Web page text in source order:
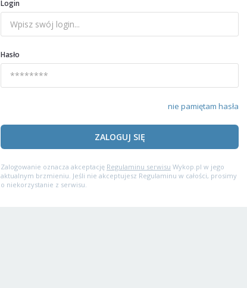
Login
Hasło
nie pamiętam hasła
ZALOGUJ SIĘ
Zalogowanie oznacza akceptację Regulaminu serwisu Wykop.pl w jego
aktualnym brzmieniu. Jeśli nie akceptujesz Regulaminu w całości, prosimy
o niekorzystanie z serwisu.